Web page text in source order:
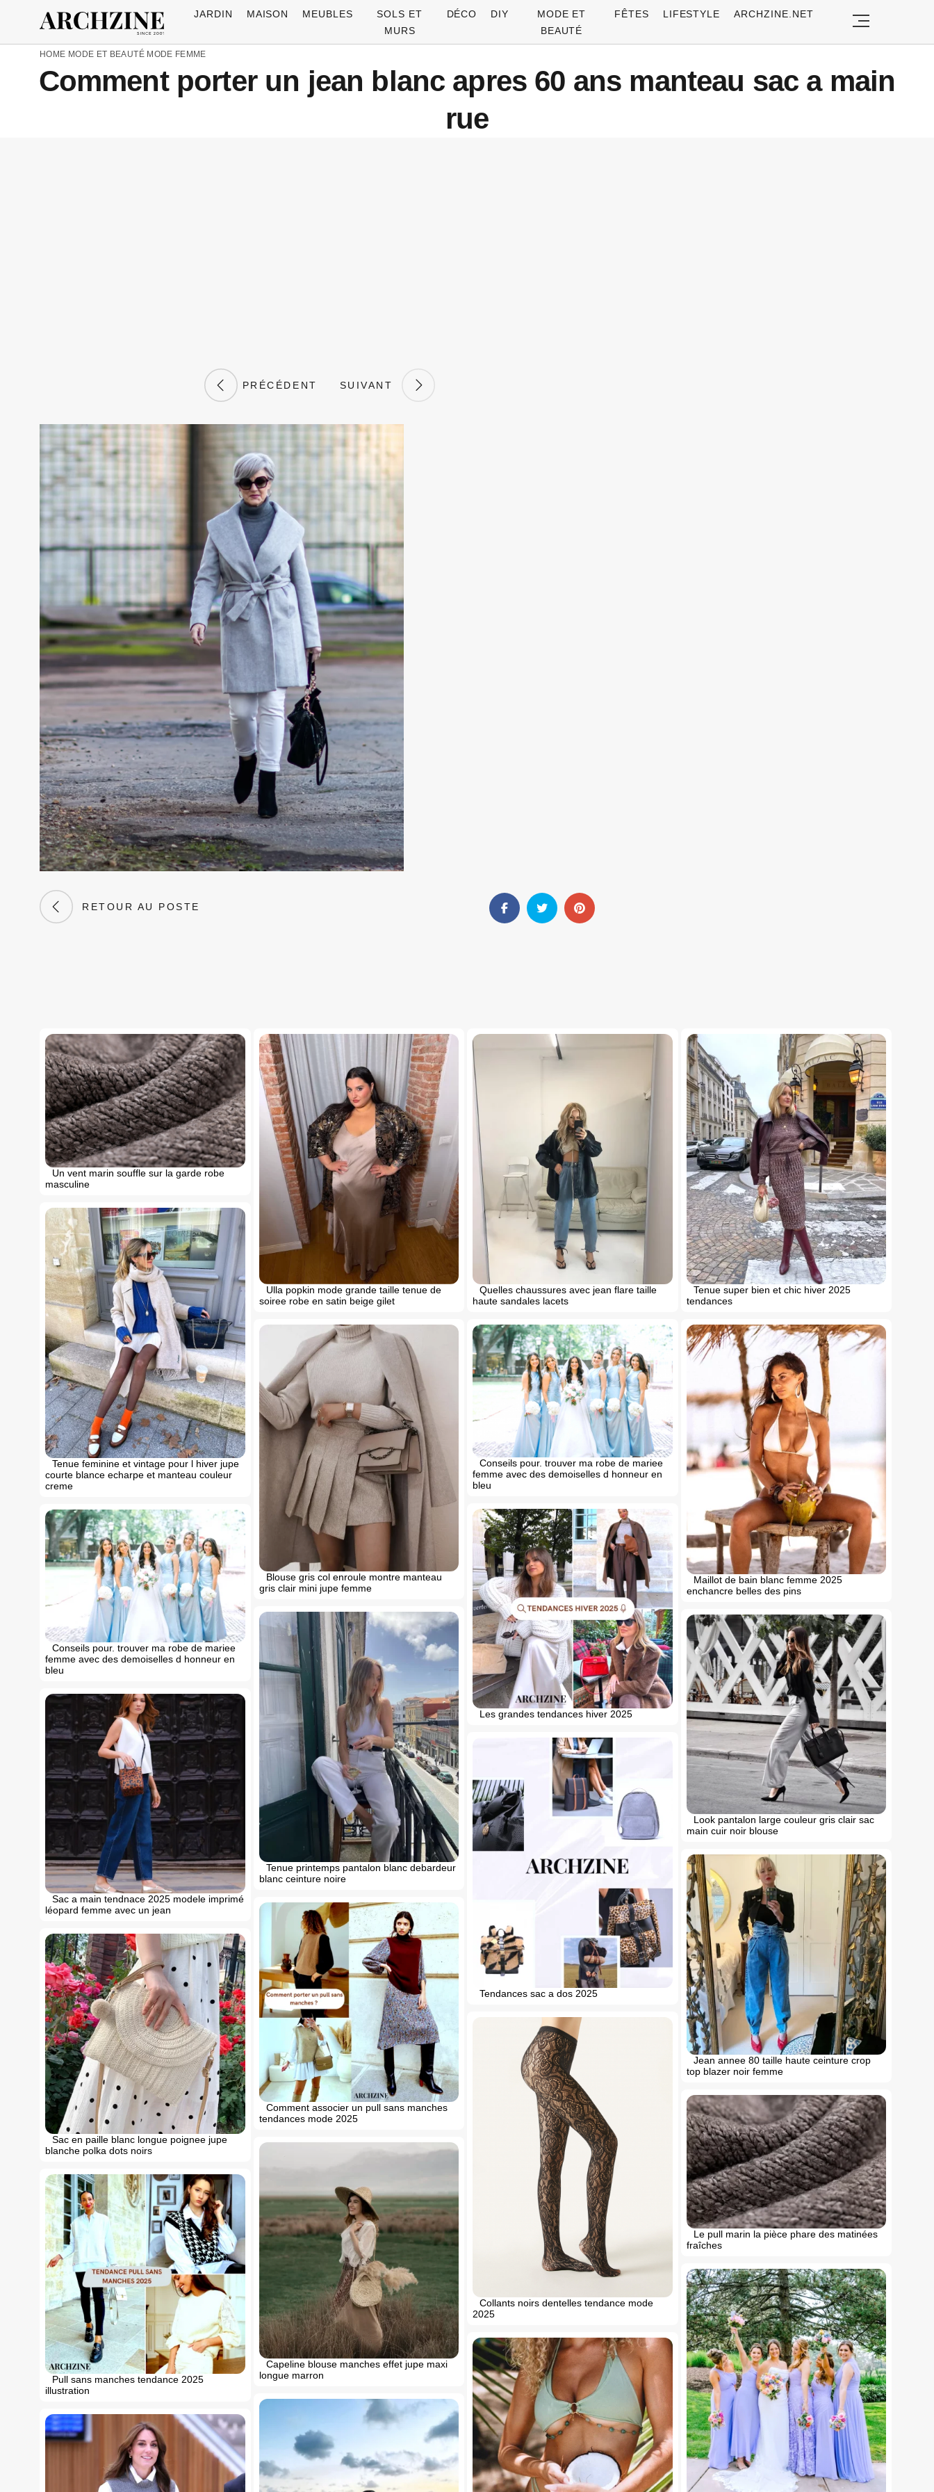
JARDIN MAISON MEUBLES
SOLS ET
MURS
DÉCO DIY
MODE ET
BEAUTÉ
FÊTES LIFESTYLE ARCHZINE.NET
HOME MODE ET BEAUTÉ MODE FEMME
Comment porter un jean blanc apres 60 ans manteau sac a main
rue
PRÉCÉDENT SUIVANT
RETOUR AU POSTE
Un vent marin souffle sur la garde robe
masculine
Ulla popkin mode grande taille tenue de
soiree robe en satin beige gilet
Quelles chaussures avec jean flare taille
haute sandales lacets
Tenue super bien et chic hiver 2025
tendances
Tenue feminine et vintage pour l hiver jupe
courte blance echarpe et manteau couleur
creme
Blouse gris col enroule montre manteau
gris clair mini jupe femme
Conseils pour. trouver ma robe de mariee
femme avec des demoiselles d honneur en
bleu
Maillot de bain blanc femme 2025
enchancre belles des pins
Les grandes tendances hiver 2025
Conseils pour. trouver ma robe de mariee
femme avec des demoiselles d honneur en
bleu
Tenue printemps pantalon blanc debardeur
blanc ceinture noire
Look pantalon large couleur gris clair sac
main cuir noir blouse
Sac a main tendnace 2025 modele imprimé
léopard femme avec un jean
Tendances sac a dos 2025
Jean annee 80 taille haute ceinture crop
top blazer noir femme
Comment associer un pull sans manches
tendances mode 2025
Sac en paille blanc longue poignee jupe
blanche polka dots noirs
Collants noirs dentelles tendance mode
2025
Le pull marin la pièce phare des matinées
fraîches
Capeline blouse manches effet jupe maxi
longue marron
Pull sans manches tendance 2025
illustration